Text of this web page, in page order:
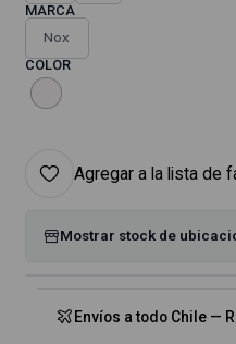
MARCA
Nox
COLOR
Agregar a la lista de
Mostrar stock de
Envíos a todo Chile —